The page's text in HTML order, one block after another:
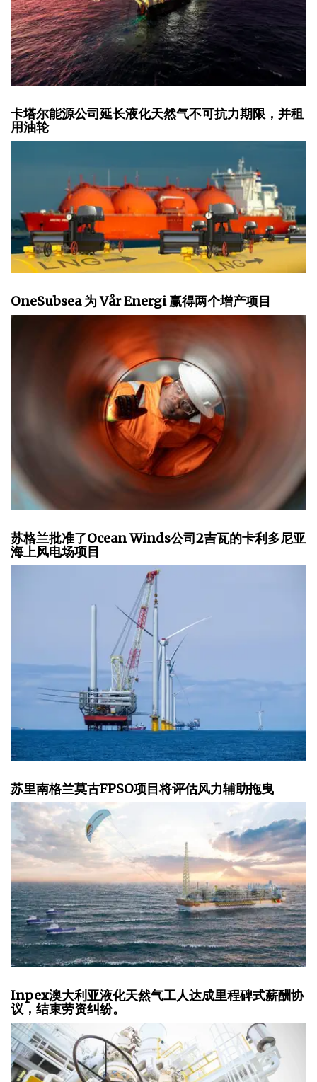
卡塔尔能源公司延长液化天然气不可抗力期限，并租
用油轮
OneSubsea 为 Vår Energi 赢得两个增产项目
苏格兰批准了Ocean Winds公司2吉瓦的卡利多尼亚
海上风电场项目
苏里南格兰莫古FPSO项目将评估风力辅助拖曳
Inpex澳大利亚液化天然气工人达成里程碑式薪酬协
议，结束劳资纠纷。